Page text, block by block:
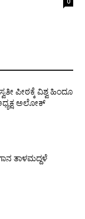
ಪೀಠಕ್ಕೆ ವಿಶ್ವ ಹಿಂದೂ
ಅಲೋಕ್
ತಾಳಮದ್ದಳೆ